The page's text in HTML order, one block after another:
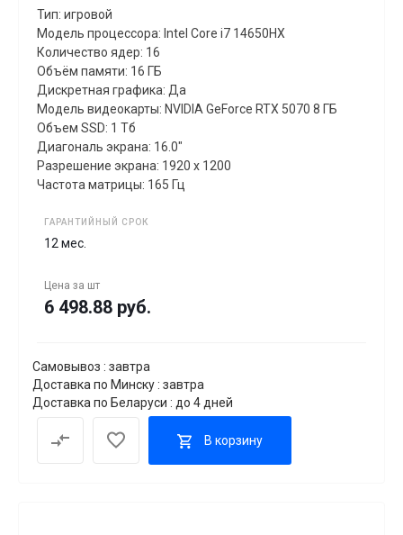
Тип: игровой
Модель процессора: Intel Core i7 14650HX
Количество ядер: 16
Объём памяти: 16 ГБ
Дискретная графика: Да
Модель видеокарты: NVIDIA GeForce RTX 5070 8 ГБ
Объем SSD: 1 Тб
Диагональ экрана: 16.0"
Разрешение экрана: 1920 x 1200
Частота матрицы: 165 Гц
ГАРАНТИЙНЫЙ СРОК
12 мес.
Цена за шт
6 498.88 руб.
Самовывоз : завтра
Доставка по Минску : завтра
Доставка по Беларуси : до 4 дней
В корзину